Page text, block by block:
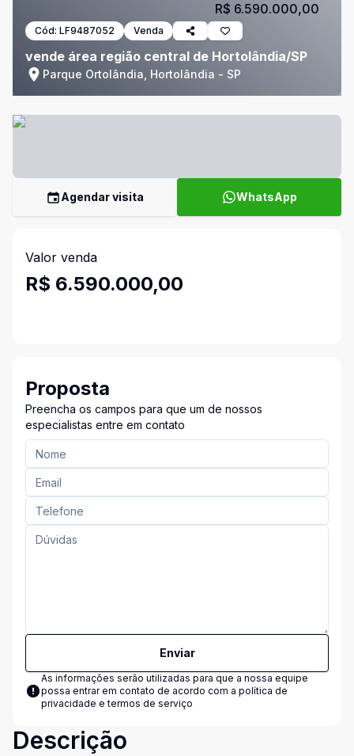
Cód: LF9487052 Venda
vende área região central de Hortolândia/SP
Parque Ortolândia, Hortolândia - SP
R$ 6.590.000,00
Agendar visita WhatsApp
Valor venda
R$ 6.590.000,00
Proposta
Preencha os campos para que um de nossos
especialistas entre em contato
Enviar
As informações serão utilizadas para que a nossa equipe
possa entrar em contato de acordo com a política de
privacidade e termos de serviço
Descrição